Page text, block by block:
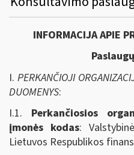
INFORMACIJA APIE
I. PERKANČIOJI
DUOMENYS:
I.1. Perkančiosios
įmonės kodas:
Lietuvos Respublikos